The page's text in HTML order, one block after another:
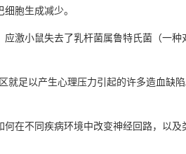
胞生成减少。
小鼠失去了乳杆菌属鲁特氏菌（一
足以产生心理压力引起的许多造血缺
不同疾病环境中改变神经回路，以